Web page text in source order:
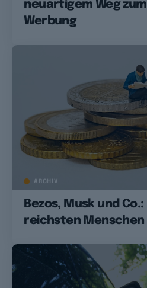
neuartigem Weg
Werbung
ARCHIV
Bezos, Musk und Co.:
reichsten Menschen